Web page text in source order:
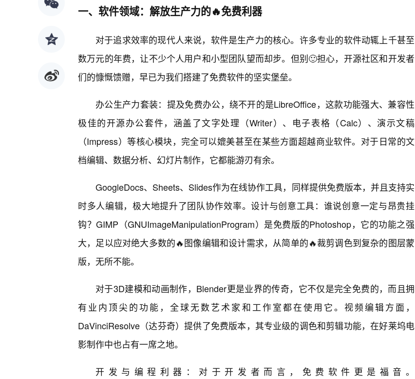
一、软件领域：解放生产力的🔥免费利器
对于追求效率的现代人来说，软件是生产力的核心。许多专业的软件动辄上千甚至
数万元的年费，让不少个人用户和小型团队望而却步。但别🙂担心，开源社区和开发者
们的慷慨馈赠，早已为我们搭建了免费软件的坚实堡垒。
办公生产力套装：提及免费办公，绕不开的是LibreOffice，这款功能强大、兼容性
极佳的开源办公套件，涵盖了文字处理（Writer）、电子表格（Calc）、演示文稿
（Impress）等核心模块，完全可以媲美甚至在某些方面超越商业软件。对于日常的文
档编辑、数据分析、幻灯片制作，它都能游刃有余。
GoogleDocs、Sheets、Slides作为在线协作工具，同样提供免费版本，并且支持实
时多人编辑，极大地提升了团队协作效率。设计与创意工具：谁说创意一定与昂贵挂
钩？GIMP（GNUImageManipulationProgram）是免费版的Photoshop，它的功能之强
大，足以应对绝大多数的🔥图像编辑和设计需求，从简单的🔥裁剪调色到复杂的图层蒙
版，无所不能。
对于3D建模和动画制作，Blender更是业界的传奇，它不仅是完全免费的，而且拥
有业内顶尖的功能，全球无数艺术家和工作室都在使用它。视频编辑方面，
DaVinciResolve（达芬奇）提供了免费版本，其专业级的调色和剪辑功能，在好莱坞电
影制作中也占有一席之地。
开发与编程利器：对于开发者而言，免费软件更是福音。